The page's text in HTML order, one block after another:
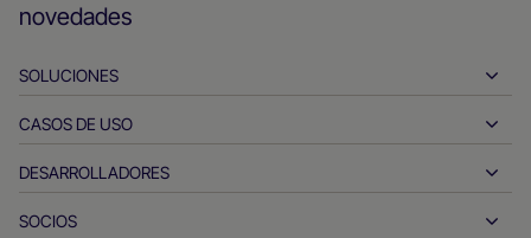
novedades
SOLUCIONES
Pay-ins
Pay-outs
CASOS DE USO
Hostelería
Automóvil
DESARROLLADORES
Herramientas para desarrolladores
SOCIOS